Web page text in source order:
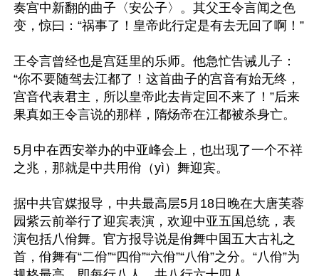
奏宫中新翻的曲子〈安公子〉。其父王令言闻之色
变，惊曰：“祸事了！皇帝此行定是有去无回了啊！”
王令言曾经也是宫廷里的乐师。他急忙告诫儿子：
“你不要随驾去江都了！这首曲子的宫音有始无终，
宫音代表君主，所以皇帝此去肯定回不来了！”后来
果真如王令言说的那样，隋炀帝在江都被杀身亡。
5月中在西安举办的中亚峰会上，也出现了一个不祥
之兆，那就是中共用佾（yì）舞迎宾。
据中共官媒报导，中共最高层5月18日晚在大唐芙蓉
园紫云前举行了迎宾表演，欢迎中亚五国总统，表
演包括八佾舞。官方报导说是佾舞中国五大古礼之
首，佾舞有“二佾”“四佾”“六佾”“八佾”之分。“八佾”为